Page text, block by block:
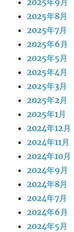
2025年9月
2025年8月
2025年7月
2025年6月
2025年5月
2025年4月
2025年3月
2025年2月
2025年1月
2024年12月
2024年11月
2024年10月
2024年9月
2024年8月
2024年7月
2024年6月
2024年5月